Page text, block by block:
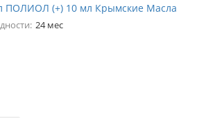
ПОЛИОЛ (+) 10 мл Крымские Масла
24 мес